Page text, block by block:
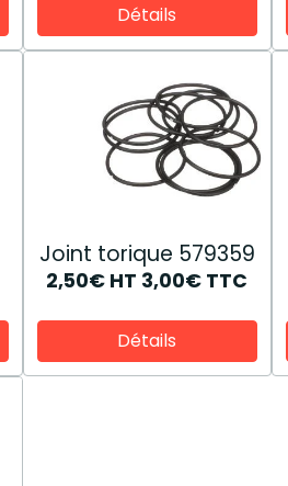
Détails
Joint torique 579359
2,50€ HT 3,00€ TTC
Détails